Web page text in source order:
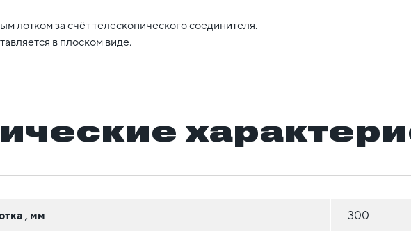
лотком за счёт телескопического соединителя.
в плоском виде.
, мм 300